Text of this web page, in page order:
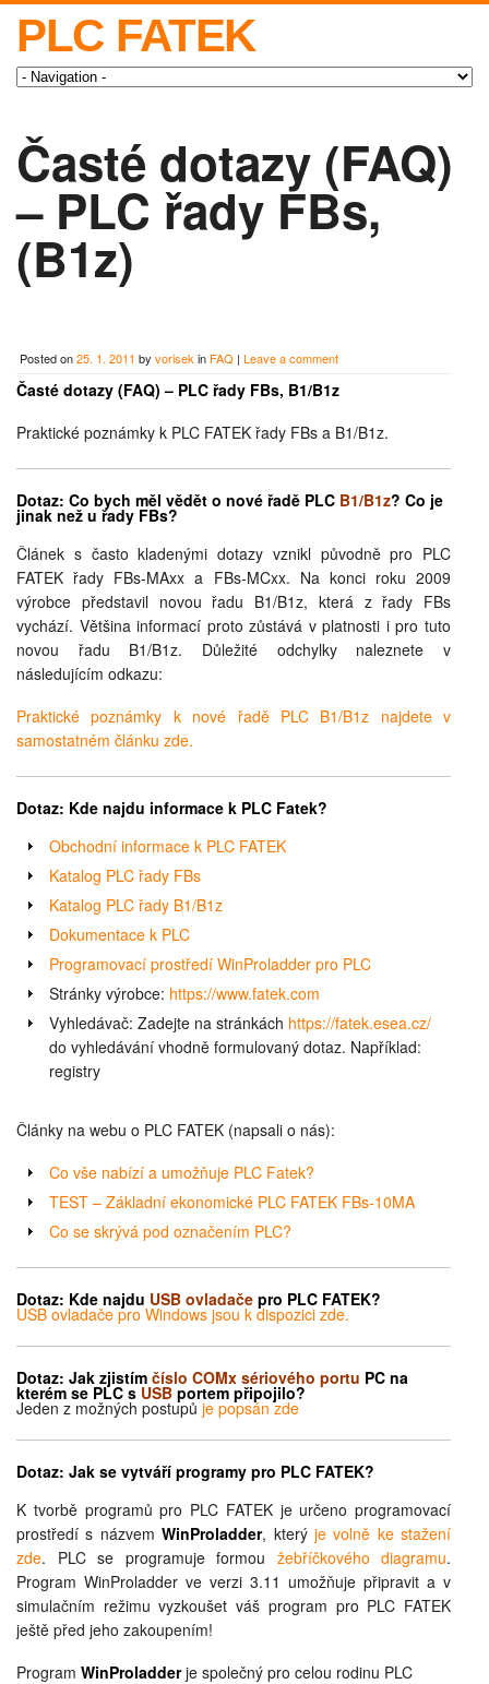
PLC FATEK
Časté dotazy (FAQ)
– PLC řady FBs,
(B1z)
Posted on25. 1. 2011 by vorisek in FAQ | Leave a comment
Časté dotazy (FAQ) – PLC řady FBs, B1/B1z
Praktické poznámky k PLC FATEK řady FBs a B1/B1z.
Dotaz: Co bych měl vědět o nové řadě PLC B1/B1z? Co je
jinak než u řady FBs?
Článek s často kladenými dotazy vznikl původně pro PLC
FATEK řady FBs-MAxx a FBs-MCxx. Na konci roku 2009
výrobce představil novou řadu B1/B1z, která z řady FBs
vychází. Většina informací proto zůstává v platnosti i pro tuto
novou řadu B1/B1z. Důležité odchylky naleznete v
následujícím odkazu:
Praktické poznámky k nové řadě PLC B1/B1z najdete v
samostatném článku zde.
Dotaz: Kde najdu informace k PLC Fatek?
Obchodní informace k PLC FATEK
Katalog PLC řady FBs
Katalog PLC řady B1/B1z
Dokumentace k PLC
Programovací prostředí WinProladder pro PLC
Stránky výrobce: https://www.fatek.com
Vyhledávač: Zadejte na stránkách https://fatek.esea.cz/
do vyhledávání vhodně formulovaný dotaz. Například:
registry
Články na webu o PLC FATEK (napsali o nás):
Co vše nabízí a umožňuje PLC Fatek?
TEST – Základní ekonomické PLC FATEK FBs-10MA
Co se skrývá pod označením PLC?
Dotaz: Kde najdu USB ovladače pro PLC FATEK?
USB ovladače pro Windows jsou k dispozici zde.
Dotaz: Jak zjistím číslo COMx sériového portu PC na
kterém se PLC s USB portem připojilo?
Jeden z možných postupů je popsán zde
Dotaz: Jak se vytváří programy pro PLC FATEK?
K tvorbě programů pro PLC FATEK je určeno programovací
prostředí s názvemWinProladder, který je volně ke stažení
zde. PLC se programuje formou žebříčkového diagramu.
Program WinProladder ve verzi 3.11 umožňuje připravit a v
simulačním režimu vyzkoušet váš program pro PLC FATEK
ještě před jeho zakoupením!
Program WinProladderje společný pro celou rodinu PLC